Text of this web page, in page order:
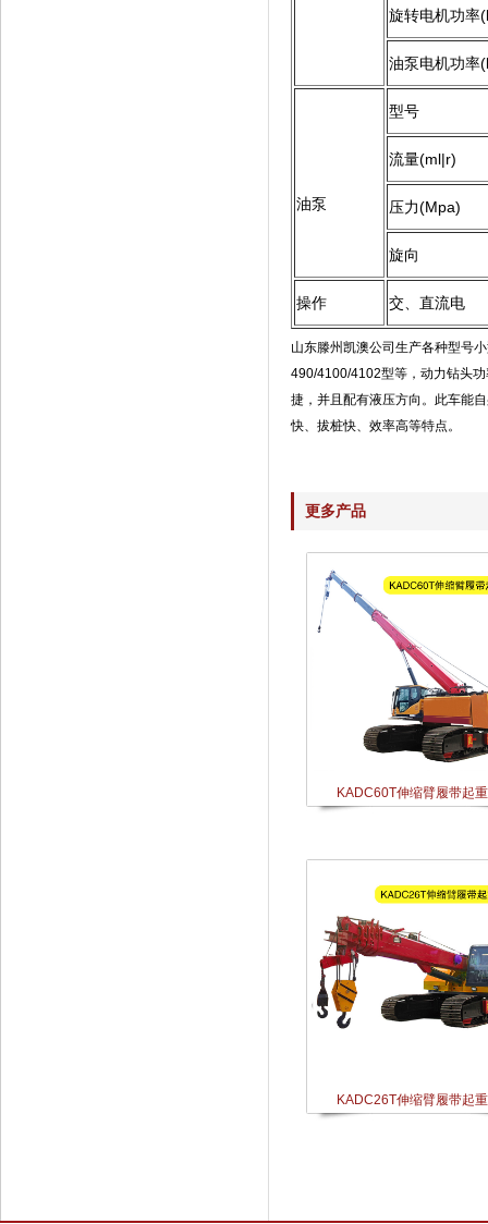
旋转电机功率
油泵电机功率
油泵
型号
流量(ml|r)
压力(Mpa)
旋向
操作 交、直流电
山东滕州凯澳公司生产各种型号
490/4100/4102型等，动力钻头
捷，并且配有液压方向。此车能
快、拔桩快、效率高等特点。
更多产品
KADC60T伸缩臂履带起
KADC26T伸缩臂履带起